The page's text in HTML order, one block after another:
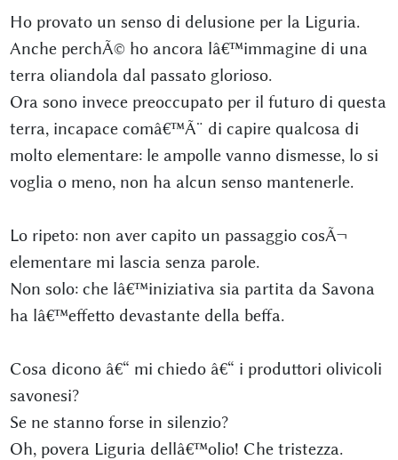
Ho provato un senso di delusione per la Liguria.
Anche perchÃ© ho ancora lâ€™immagine di una
terra oliandola dal passato glorioso.
Ora sono invece preoccupato per il futuro di questa
terra, incapace comâ€™Ã¨ di capire qualcosa di
molto elementare: le ampolle vanno dismesse, lo si
voglia o meno, non ha alcun senso mantenerle.
Lo ripeto: non aver capito un passaggio cosÃ¬
elementare mi lascia senza parole.
Non solo: che lâ€™iniziativa sia partita da Savona
ha lâ€™effetto devastante della beffa.
Cosa dicono â€“ mi chiedo â€“ i produttori olivicoli
savonesi?
Se ne stanno forse in silenzio?
Oh, povera Liguria dellâ€™olio! Che tristezza.